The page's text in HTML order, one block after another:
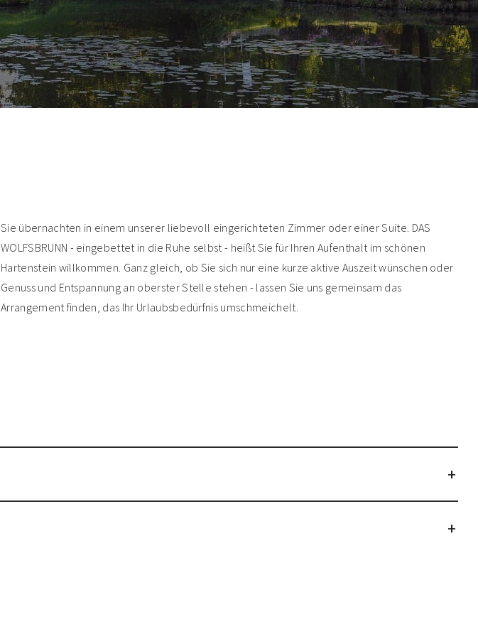
Sie übernachten in einem unserer liebevoll eingerichteten Zimmer oder einer Suite. DAS
WOLFSBRUNN - eingebettet in die Ruhe selbst - heißt Sie für Ihren Aufenthalt im schönen
Hartenstein willkommen. Ganz gleich, ob Sie sich nur eine kurze aktive Auszeit wünschen oder
Genuss und Entspannung an oberster Stelle stehen - lassen Sie uns gemeinsam das
Arrangement finden, das Ihr Urlaubsbedürfnis umschmeichelt.